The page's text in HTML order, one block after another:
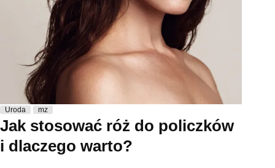
Uroda mz
Jak stosować róż do policzków
i dlaczego warto?